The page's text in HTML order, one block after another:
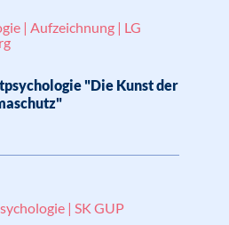
| Aufzeichnung | LG
"Die Kunst der
| SK GUP